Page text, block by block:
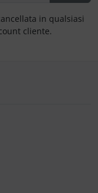
in qualsiasi
cliente.